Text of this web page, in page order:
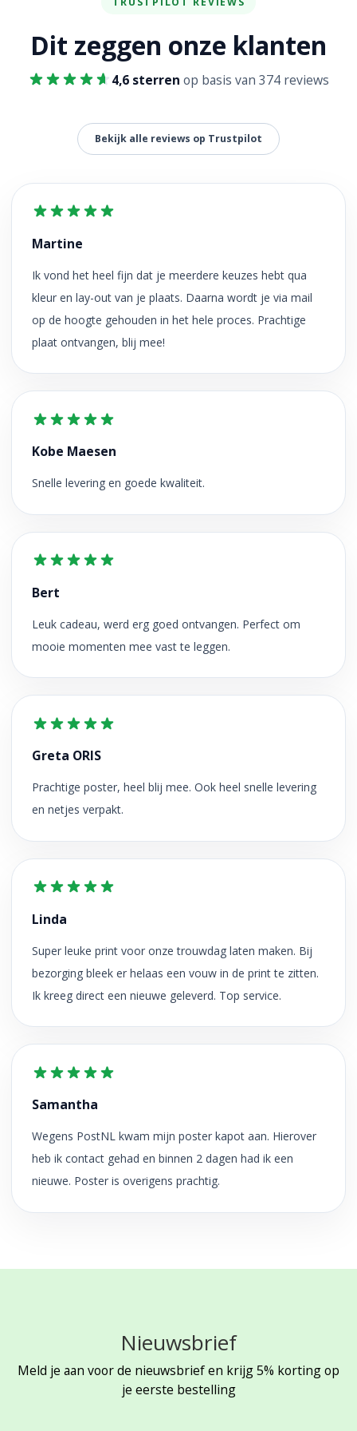
Dit zeggen onze klanten
4,6 sterren op basis van 374 reviews
Bekijk alle reviews op Trustpilot
Martine
Ik vond het heel fijn dat je meerdere keuzes hebt qua
kleur en lay-out van je plaats. Daarna wordt je via mail
op de hoogte gehouden in het hele proces. Prachtige
plaat ontvangen, blij mee!
Kobe Maesen
Snelle levering en goede kwaliteit.
Bert
Leuk cadeau, werd erg goed ontvangen. Perfect om
mooie momenten mee vast te leggen.
Greta ORIS
Prachtige poster, heel blij mee. Ook heel snelle levering
en netjes verpakt.
Linda
Super leuke print voor onze trouwdag laten maken. Bij
bezorging bleek er helaas een vouw in de print te zitten.
Ik kreeg direct een nieuwe geleverd. Top service.
Samantha
Wegens PostNL kwam mijn poster kapot aan. Hierover
heb ik contact gehad en binnen 2 dagen had ik een
nieuwe. Poster is overigens prachtig.
Nieuwsbrief
Meld je aan voor de nieuwsbrief en krijg 5% korting op
je eerste bestelling